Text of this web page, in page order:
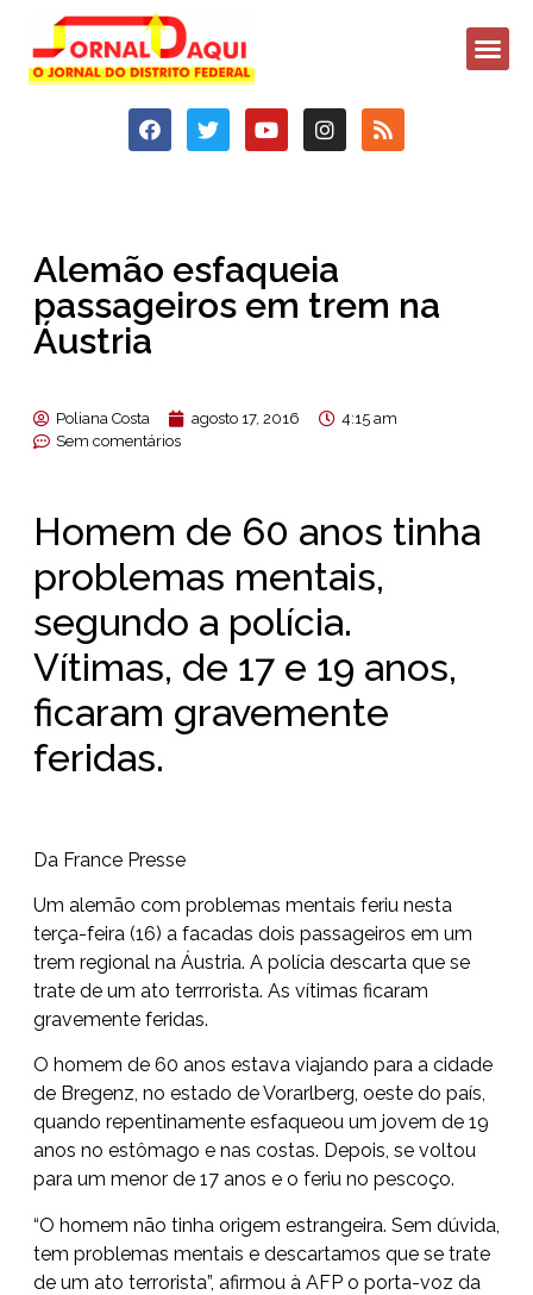
Alemão esfaqueia
passageiros em trem na
Áustria
Poliana Costa agosto 17, 2016
4:15 am
Sem comentários
Homem de 60 anos tinha
problemas mentais,
segundo a polícia.
Vítimas, de 17 e 19 anos,
ficaram gravemente
feridas.
Da France Presse
Um alemão com problemas mentais feriu nesta
terça-feira (16) a facadas dois passageiros em um
trem regional na Áustria. A polícia descarta que se
trate de um ato terrrorista. As vítimas ficaram
gravemente feridas.
O homem de 60 anos estava viajando para a cidade
de Bregenz, no estado de Vorarlberg, oeste do país,
quando repentinamente esfaqueou um jovem de 19
anos no estômago e nas costas. Depois, se voltou
para um menor de 17 anos e o feriu no pescoço.
“O homem não tinha origem estrangeira. Sem dúvida,
tem problemas mentais e descartamos que se trate
de um ato terrorista”, afirmou à AFP o porta-voz da